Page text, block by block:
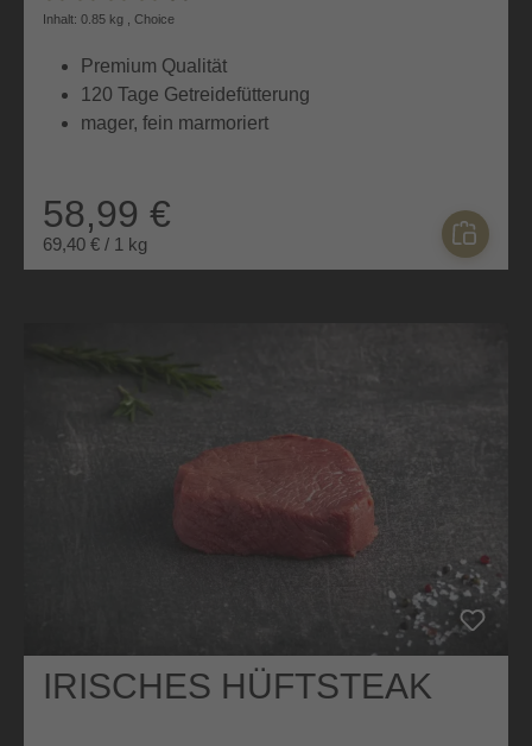
Durchschnittliche Bewertung von 4.8 von 5 Sternen
Inhalt: 0.85 kg , Choice
Premium Qualität
120 Tage Getreidefütterung
mager, fein marmoriert
58,99 €
69,40 € / 1 kg
IRISCHES HÜFTSTEAK